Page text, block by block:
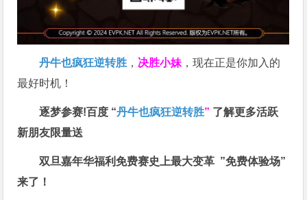
丹牛也疯狂逆转胜 ， 决胜小妹 ，现在正是你加入的
最好时机！
逐梦参赛!百度 “丹牛也疯狂逆转胜” 了解更多活跃
新朋友限量送
双旦嘉年华福利免费赛史上最大变革 ”免费体验场”
来了！